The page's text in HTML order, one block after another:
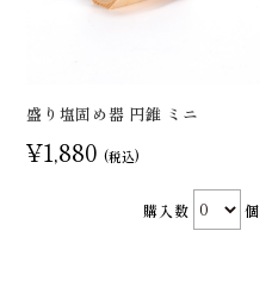
盛り塩固め器 円錐 ミニ
¥1,880 (税込)
購入数 個